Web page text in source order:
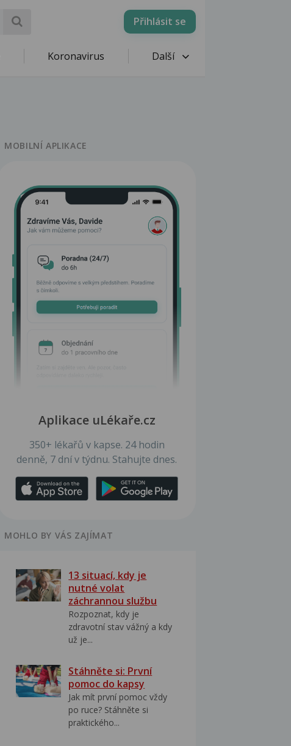
Přihlásit se
Koronavirus Další
MOBILNÍ APLIKACE
Aplikace uLékaře.cz
350+ lékařů v kapse. 24 hodin
denně, 7 dní v týdnu. Stahujte dnes.
MOHLO BY VÁS ZAJÍMAT
13 situací, kdy je
nutné volat
záchrannou službu
Rozpoznat, kdy je
zdravotní stav vážný a kdy
už je...
Stáhněte si: První
pomoc do kapsy
Jak mít první pomoc vždy
po ruce? Stáhněte si
praktického...